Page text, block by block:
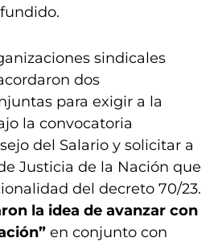
sindicales
dos
para exigir a la
la convocatoria
del Salario y solicitar a
Justicia de la Nación que
del decreto 70/23.
la idea de avanzar con
en conjunto con